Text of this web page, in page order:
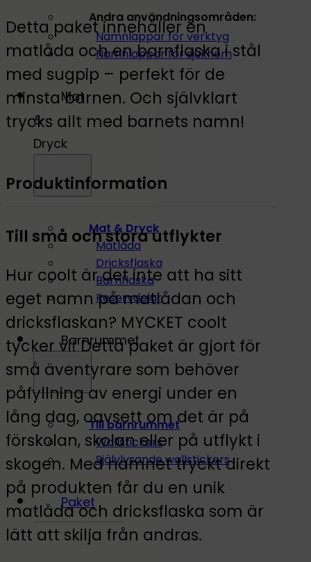
Andra användningsområden:
Namnlappar för verktyg
Namnlappar för sjukhem
Mat
&
Dryck
Mat & Dryck
Matlåda
Dricksflaska
Barnflaska
Reservdelar
Barnrummet
Till barnrummet
Wallstickers
Självlysande wallstickers
Paket
Detta paket innehåller en
matlåda och en barnflaska i stål
med sugpip – perfekt för de
minsta barnen. Och självklart
trycks allt med barnets namn!
Produktinformation
Till små och stora utflykter
Hur coolt är det inte att ha sitt
eget namn på matlådan och
dricksflaskan? MYCKET coolt
tycker vi! Detta paket är gjort för
små äventyrare som behöver
påfyllning av energi under en
lång dag, oavsett om det är på
förskolan, skolan eller på utflykt i
skogen. Med namnet tryckt direkt
på produkten får du en unik
matlåda och dricksflaska som är
lätt att skilja från andras.